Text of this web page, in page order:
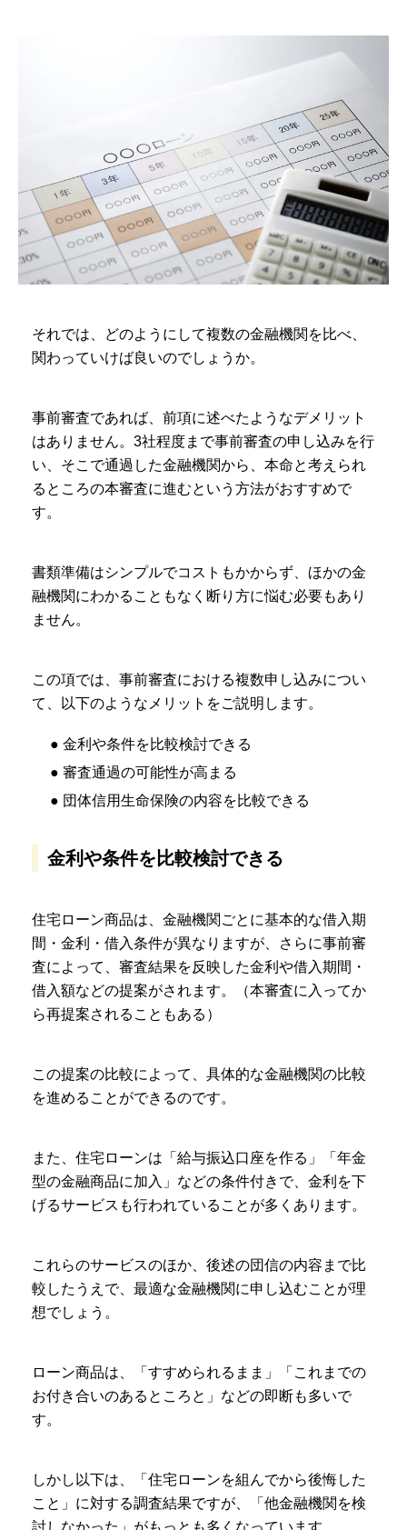
それでは、どのようにして複数の金融機関を比べ、
関わっていけば良いのでしょうか。
事前審査であれば、前項に述べたようなデメリット
はありません。3社程度まで事前審査の申し込みを行
い、そこで通過した金融機関から、本命と考えられ
るところの本審査に進むという方法がおすすめで
す。
書類準備はシンプルでコストもかからず、ほかの金
融機関にわかることもなく断り方に悩む必要もあり
ません。
この項では、事前審査における複数申し込みについ
て、以下のようなメリットをご説明します。
● 金利や条件を比較検討できる
● 審査通過の可能性が高まる
● 団体信用生命保険の内容を比較できる
金利や条件を比較検討できる
住宅ローン商品は、金融機関ごとに基本的な借入期
間・金利・借入条件が異なりますが、さらに事前審
査によって、審査結果を反映した金利や借入期間・
借入額などの提案がされます。（本審査に入ってか
ら再提案されることもある）
この提案の比較によって、具体的な金融機関の比較
を進めることができるのです。
また、住宅ローンは「給与振込口座を作る」「年金
型の金融商品に加入」などの条件付きで、金利を下
げるサービスも行われていることが多くあります。
これらのサービスのほか、後述の団信の内容まで比
較したうえで、最適な金融機関に申し込むことが理
想でしょう。
ローン商品は、「すすめられるまま」「これまでの
お付き合いのあるところと」などの即断も多いで
す。
しかし以下は、「住宅ローンを組んでから後悔した
こと」に対する調査結果ですが、「他金融機関を検